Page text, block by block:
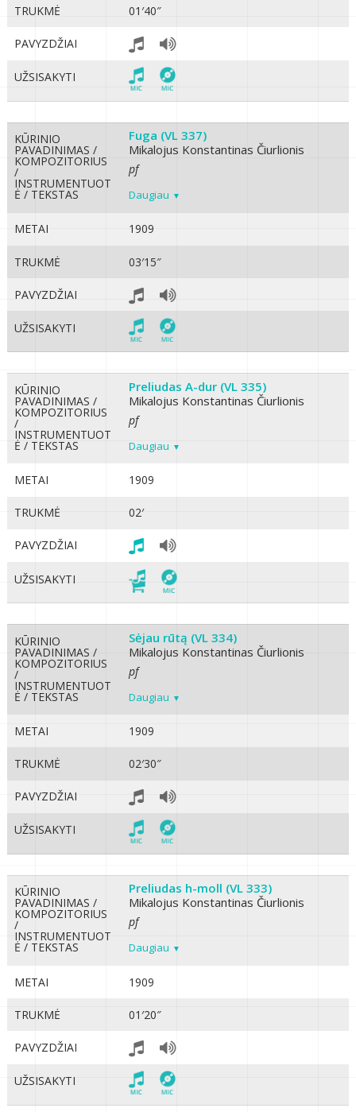
TRUKMĖ 01′40″
PAVYZDŽIAI
UŽSISAKYTI
KŪRINIO
PAVADINIMAS /
KOMPOZITORIUS
/
INSTRUMENTUOT
Ė / TEKSTAS
Fuga (VL 337)
Mikalojus Konstantinas Čiurlionis
pf
Daugiau
METAI 1909
TRUKMĖ 03′15″
PAVYZDŽIAI
UŽSISAKYTI
KŪRINIO
PAVADINIMAS /
KOMPOZITORIUS
/
INSTRUMENTUOT
Ė / TEKSTAS
Preliudas A-dur (VL 335)
Mikalojus Konstantinas Čiurlionis
pf
Daugiau
METAI 1909
TRUKMĖ 02′
PAVYZDŽIAI
UŽSISAKYTI
KŪRINIO
PAVADINIMAS /
KOMPOZITORIUS
/
INSTRUMENTUOT
Ė / TEKSTAS
Sėjau rūtą (VL 334)
Mikalojus Konstantinas Čiurlionis
pf
Daugiau
METAI 1909
TRUKMĖ 02′30″
PAVYZDŽIAI
UŽSISAKYTI
KŪRINIO
PAVADINIMAS /
KOMPOZITORIUS
/
INSTRUMENTUOT
Ė / TEKSTAS
Preliudas h-moll (VL 333)
Mikalojus Konstantinas Čiurlionis
pf
Daugiau
METAI 1909
TRUKMĖ 01′20″
PAVYZDŽIAI
UŽSISAKYTI